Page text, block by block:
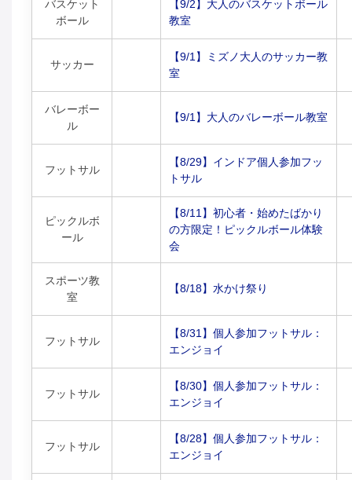
バスケット
ボール
【9/2】大人のバスケットボール
教室
サッカー
【9/1】ミズノ大人のサッカー教
室
バレーボー
ル
【9/1】大人のバレーボール教室
フットサル
【8/29】インドア個人参加フッ
トサル
ピックルボ
ール
【8/11】初心者・始めたばかり
の方限定！ピックルボール体験
会
スポーツ教
室
【8/18】水かけ祭り
フットサル
【8/31】個人参加フットサル：
エンジョイ
フットサル
【8/30】個人参加フットサル：
エンジョイ
フットサル
【8/28】個人参加フットサル：
エンジョイ